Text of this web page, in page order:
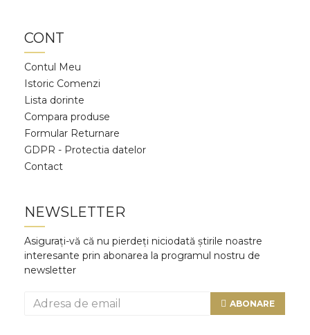
CONT
Contul Meu
Istoric Comenzi
Lista dorinte
Compara produse
Formular Returnare
GDPR - Protectia datelor
Contact
NEWSLETTER
Asigurați-vă că nu pierdeți niciodată știrile noastre
interesante prin abonarea la programul nostru de
newsletter
ABONARE